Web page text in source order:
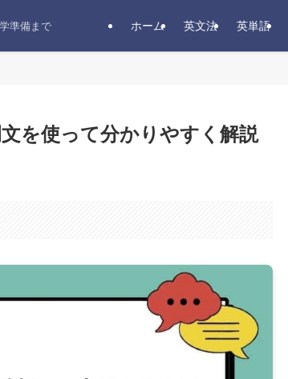
準備まで ホーム 英文法 英単語
を使って分かりやすく解説